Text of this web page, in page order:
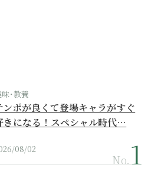
･教養
ンポが良くて登場キャラがすぐ
きになる！スペシャル時代…
08/02
No.